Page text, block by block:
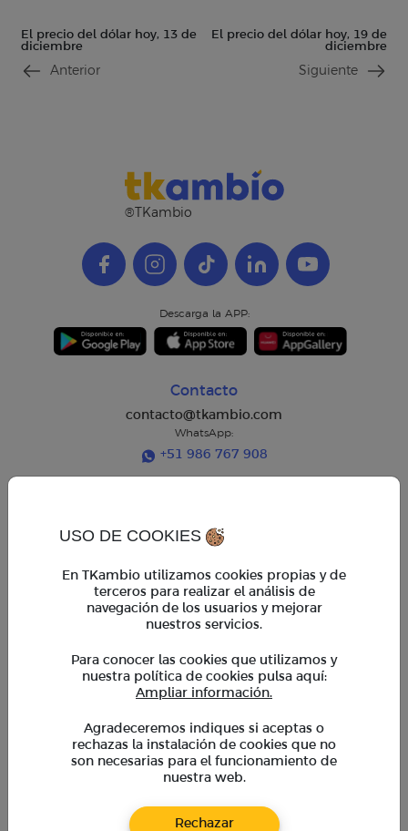
El precio del dólar hoy, 13 de
diciembre
Anterior
El precio del dólar hoy, 19 de
diciembre
Siguiente
USO DE COOKIES
En TKambio utilizamos cookies propias y de
terceros para realizar el análisis de
navegación de los usuarios y mejorar
nuestros servicios.
Para conocer las cookies que utilizamos y
nuestra política de cookies pulsa aquí:
Ampliar información.
Agradeceremos indiques si aceptas o
rechazas la instalación de cookies que no
son necesarias para el funcionamiento de
nuestra web.
Rechazar
®TKambio
Descarga la APP:
Contacto
contacto@tkambio.com
WhatsApp:
+51 986 767 908
Horario regular:
Lun. a Vie. 9am - 6pm
Lun. a Vie. 6pm - 7pm
Sáb. 9am - 2pm
*En horario extendido, operaciones mayores a $ 5,000
requieren coordinación previa con un asesor
TKambio
Empresas
BeneficiosTK
Preguntas frecuentes
Calculadora de divisas